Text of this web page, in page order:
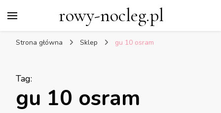
rowy-nocleg.pl
Strona główna Sklep gu 10 osram
Tag:
gu 10 osram